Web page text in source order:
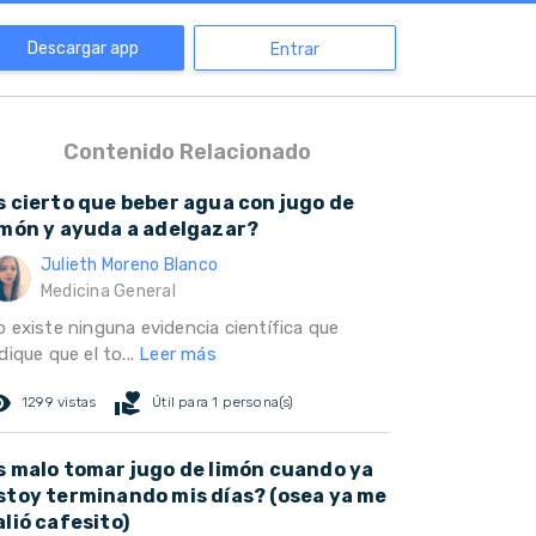
Descargar app Entrar
Contenido Relacionado
cierto que beber agua con jugo de
y ayuda a adelgazar?
Julieth Moreno Blanco
Medicina General
existe ninguna evidencia científica que
que el to... Leer más
1299 vistas volunteer_activism Útil para 1 persona(s)
malo tomar jugo de limón cuando ya
terminando mis días? (osea ya me
cafesito)